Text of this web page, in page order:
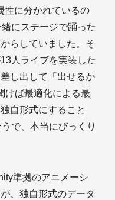
性に分かれているの
にステージで踊った
らしていました。そ
人ライブを実装した
し出して「出せるか
けば最適化による最
自形式にすること
で、本当にびっくり
準拠のアニメーシ
、独自形式のデータ